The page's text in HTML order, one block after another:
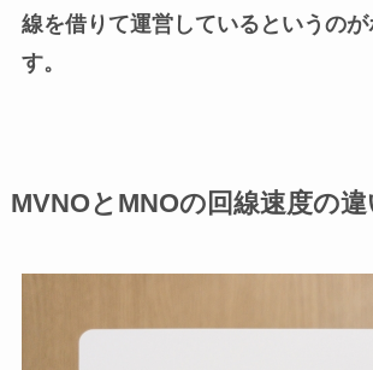
線を借りて運営しているというの
す。
MVNOとMNOの回線速度の違